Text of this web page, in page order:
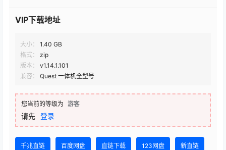
VIP下载地址
大小：
1.40 GB
格式：
zip
版本：
v1.14.1.101
兼容：
Quest 一体机全型号
您当前的等级为 游客
请先 登录
千兆直链 百度网盘 直链下载 123网盘 新直链